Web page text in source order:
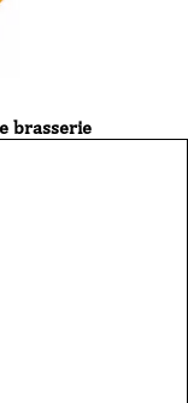
brasserie